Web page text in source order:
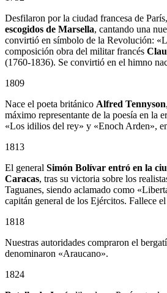
Desfilaron por la ciudad francesa de París,
escogidos de Marsella, cantando una
convirtió en símbolo de la Revolución:
composición obra del militar francés
(1760-1836). Se convirtió en el himno
1809
Nace el poeta británico Alfred Tennyson
máximo representante de la poesía en la
«Los idilios del rey» y «Enoch Arden»,
1813
El general Simón Bolívar entró en la
Caracas, tras su victoria sobre los
Taguanes, siendo aclamado como
capitán general de los Ejércitos. Fallece
1818
Nuestras autoridades compraron el
denominaron «Araucano».
1824